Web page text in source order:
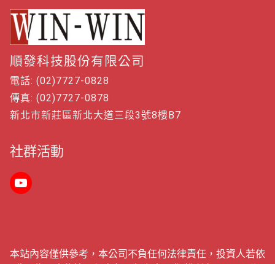
順發科技股份有限公司
電話: (02)7727-0828
傳真: (02)7727-0878
新北市新莊區新北大道三段3號8樓B7
社群活動
本站內容僅供參考，本公司不負任何法律責任，投資人若依